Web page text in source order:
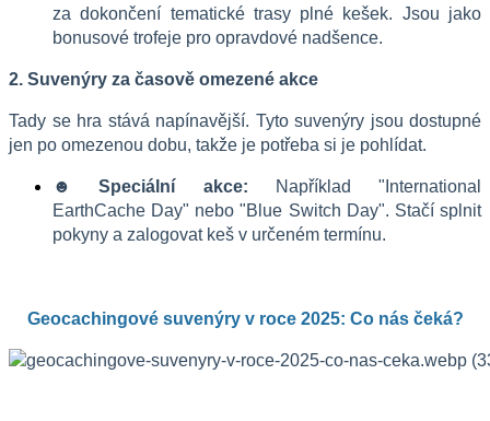
za dokončení tematické trasy plné kešek. Jsou jako
bonusové trofeje pro opravdové nadšence.
2. Suvenýry za časově omezené akce
Tady se hra stává napínavější. Tyto suvenýry jsou dostupné
jen po omezenou dobu, takže je potřeba si je pohlídat.
☻ Speciální akce: Například "International
EarthCache Day" nebo "Blue Switch Day". Stačí splnit
pokyny a zalogovat keš v určeném termínu.
Geocachingové suvenýry v roce 2025: Co nás čeká?